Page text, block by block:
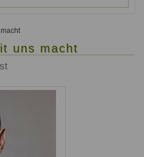
uns macht